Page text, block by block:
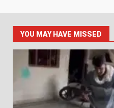
YOU MAY HAVE MISSED